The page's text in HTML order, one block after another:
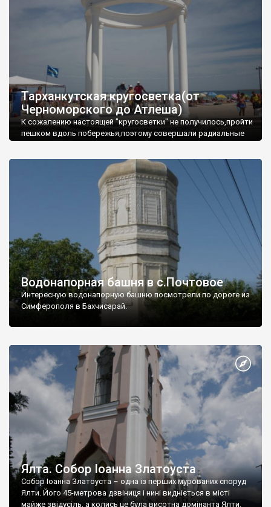
Тарханкутская кругосветка(от
Черноморского до Атлеша)
К сожалению настоящей "кругосветки" не получилось,пройти
пешком вдоль побережья,поэтому совершали радиальные
Водонапорная башня в с.Почтовое
Интересную водонапорную башню посмотрели по дороге из
Симферополя в Бахчисарай.
Ялта. Собор Іоанна Златоуста
Собор Іоанна Златоуста – одна із перших мурованих споруд
Ялти. Його 45-метрова дзвіниця і нині видніється в місті
майже звідусіль, а колись це була висотна домінанта Ялти.